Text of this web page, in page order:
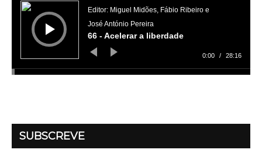
áudio
Editor: Miguel Midões, Fábio Ribeiro e
José António Pereira
66 - Acelerar a liberdade
0:00 / 28:16
SUBSCREVE